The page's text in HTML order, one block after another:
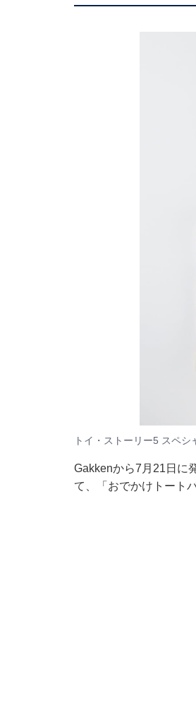
トイ・ストーリー5 スペシ
Gakkenから7月21日に
て、「おでかけトート